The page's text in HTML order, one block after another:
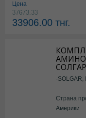
Цена
37673.33
33906.00 тнг.
СОЛГАР
-SOLGAR,
Страна
Америки